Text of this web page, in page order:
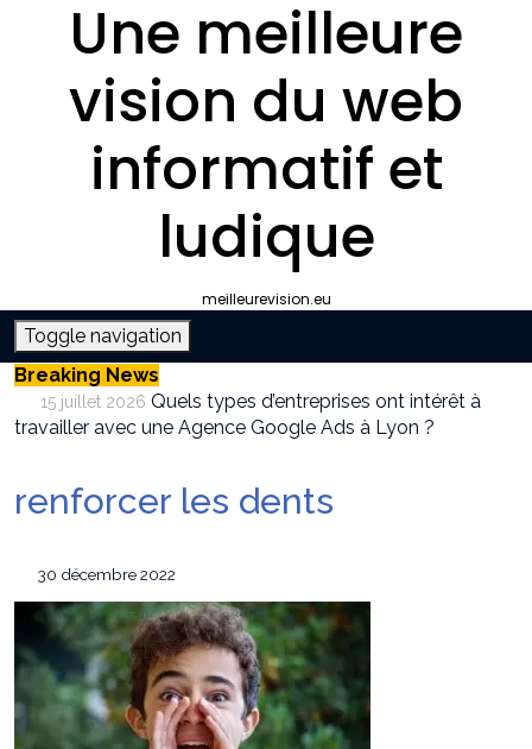
Une meilleure
vision du web
informatif et
ludique
meilleurevision.eu
Toggle navigation
Breaking News
15 juillet 2026 Quels types d’entreprises ont intérêt à
travailler avec une Agence Google Ads à Lyon ?
12 juin 2026 Survivalisme boutique : où acheter son
conférencier idéal pour votre convention annuelle
14 avril 2026
SEO Google Maps Paris : 4 éléments clés
puissants
16 juillet 2026 Pourquoi faire confiance à ADC sécurité
pour la protection de vos biens et de vos proches ?
renforcer les dents
30 décembre 2022